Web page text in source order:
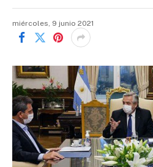
miércoles, 9 junio 2021